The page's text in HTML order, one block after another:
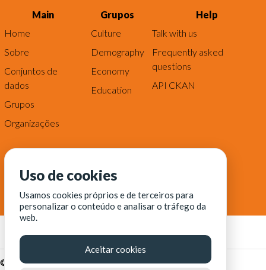
Main
Home
Sobre
Conjuntos de
dados
Grupos
Organizações
Grupos
Culture
Demography
Economy
Education
Help
Talk with us
Frequently asked
questions
API CKAN
© Fortaleza Digital || CITINOVA - Fundação de Ciência,
Uso de cookies
Usamos cookies próprios e de terceiros para
personalizar o conteúdo e analisar o tráfego da
web.
Aceitar cookies